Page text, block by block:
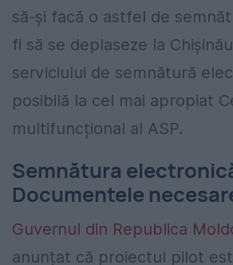
să-și facă o astfel de
fi să se deplaseze la
serviciului de semnătură
posibilă la cel mai apropiat
multifuncțional al ASP.
Semnătura
Documentele
Guvernul din Republica
anunțat că proiectul pilot